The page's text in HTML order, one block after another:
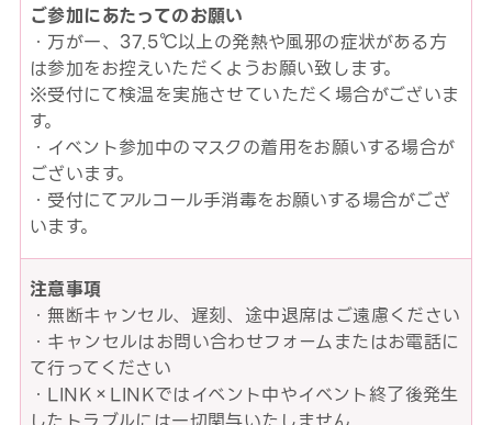
ご参加にあたってのお願い
・万が一、37.5℃以上の発熱や風邪の症状がある方
は参加をお控えいただくようお願い致します。
※受付にて検温を実施させていただく場合がございま
す。
・イベント参加中のマスクの着用をお願いする場合が
ございます。
・受付にてアルコール手消毒をお願いする場合がござ
います。
注意事項
・無断キャンセル、遅刻、途中退席はご遠慮ください
・キャンセルはお問い合わせフォームまたはお電話に
て行ってください
・LINK×LINKではイベント中やイベント終了後発生